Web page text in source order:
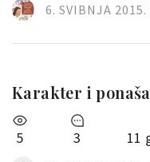
6. SVIBNJA 2015.
Karakter i
5 3 11